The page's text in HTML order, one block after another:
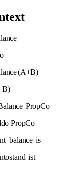
(A+B)
PropCo
PropCo
balance is
ist